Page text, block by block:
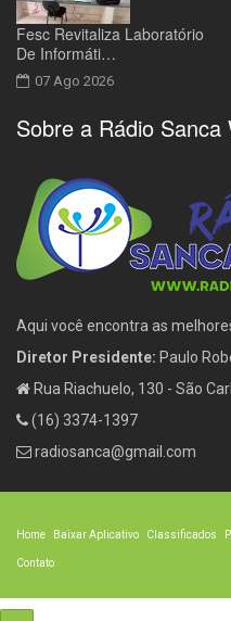
Fesc Revitaliza Laboratório
De Informáti…
07 Ago 2026
Sobre a Rádio Sanca
Aqui você encontra as
Diretor Presidente: Paulo
Rua Riachuelo, 130 - São
(16) 3374-1397
radiosanca@gmail.com
Home Baixar Aplicativo Classificados
Contato